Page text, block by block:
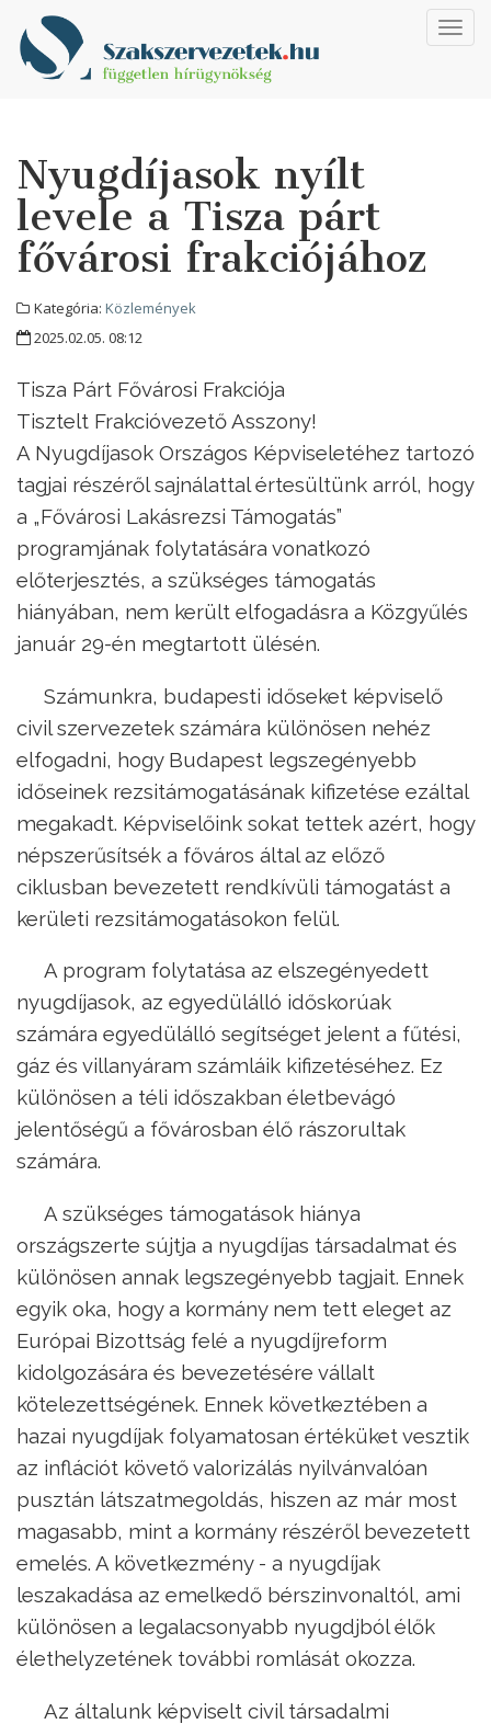
Nyugdíjasok nyílt
levele a Tisza párt
fővárosi frakciójához
Kategória: Közlemények
2025.02.05. 08:12
Tisza Párt Fővárosi Frakciója
Tisztelt Frakcióvezető Asszony!
A Nyugdíjasok Országos Képviseletéhez tartozó
tagjai részéről sajnálattal értesültünk arról, hogy
a „Fővárosi Lakásrezsi Támogatás”
programjának folytatására vonatkozó
előterjesztés, a szükséges támogatás
hiányában, nem került elfogadásra a Közgyűlés
január 29-én megtartott ülésén.
Számunkra, budapesti időseket képviselő
civil szervezetek számára különösen nehéz
elfogadni, hogy Budapest legszegényebb
időseinek rezsitámogatásának kifizetése ezáltal
megakadt. Képviselőink sokat tettek azért, hogy
népszerűsítsék a főváros által az előző
ciklusban bevezetett rendkívüli támogatást a
kerületi rezsitámogatásokon felül.
A program folytatása az elszegényedett
nyugdíjasok, az egyedülálló időskorúak
számára egyedülálló segítséget jelent a fűtési,
gáz és villanyáram számláik kifizetéséhez. Ez
különösen a téli időszakban életbevágó
jelentőségű a fővárosban élő rászorultak
számára.
A szükséges támogatások hiánya
országszerte sújtja a nyugdíjas társadalmat és
különösen annak legszegényebb tagjait. Ennek
egyik oka, hogy a kormány nem tett eleget az
Európai Bizottság felé a nyugdíjreform
kidolgozására és bevezetésére vállalt
kötelezettségének. Ennek következtében a
hazai nyugdíjak folyamatosan értéküket vesztik
az inflációt követő valorizálás nyilvánvalóan
pusztán látszatmegoldás, hiszen az már most
magasabb, mint a kormány részéről bevezetett
emelés. A következmény - a nyugdíjak
leszakadása az emelkedő bérszinvonaltól, ami
különösen a legalacsonyabb nyugdjból élők
élethelyzetének további romlását okozza.
Az általunk képviselt civil társadalmi